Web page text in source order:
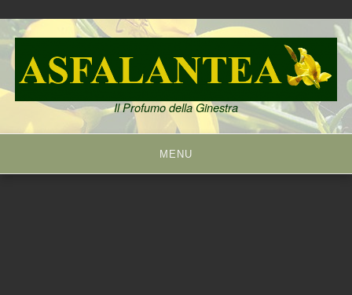
Skip
to
content
Il Profumo della Ginestra
MENU